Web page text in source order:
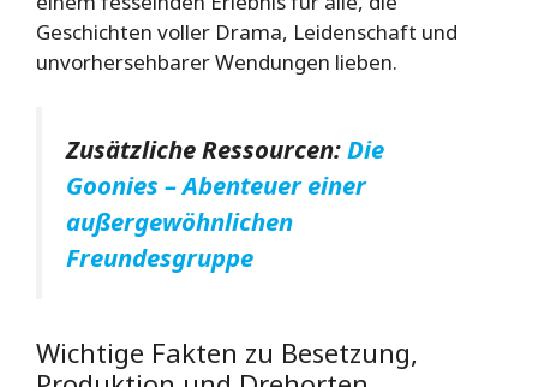
Geschichten voller Drama, Leidenschaft und
unvorhersehbarer Wendungen lieben.
Zusätzliche Ressourcen:Die
Goonies – Abenteuer einer
außergewöhnlichen
Freundesgruppe
Wichtige Fakten zu Besetzung,